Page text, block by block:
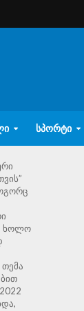
ᲡᲞᲝᲠᲢᲘ
ხოლო
თემა